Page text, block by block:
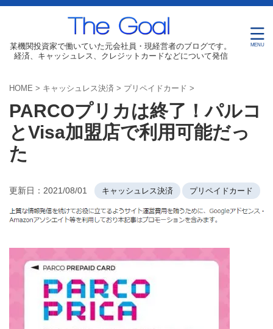
某機関投資家で働いていた元会社員・現経営者のブログです。
経済、キャッシュレス、クレジットカードなどについて発信
HOME > キャッシュレス決済 > プリペイドカード >
PARCOプリカは終了！パルコ
とVisa加盟店で利用可能だっ
た
更新日： 2021/08/01 キャッシュレス決済 プリペイドカード